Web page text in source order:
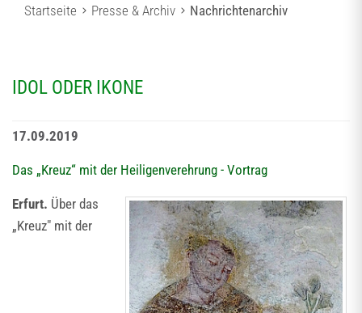
Startseite Presse & Archiv Nachrichtenarchiv
IDOL ODER IKONE
17.09.2019
Das „Kreuz“ mit der Heiligenverehrung - Vortrag
Erfurt. Über das
„Kreuz" mit der